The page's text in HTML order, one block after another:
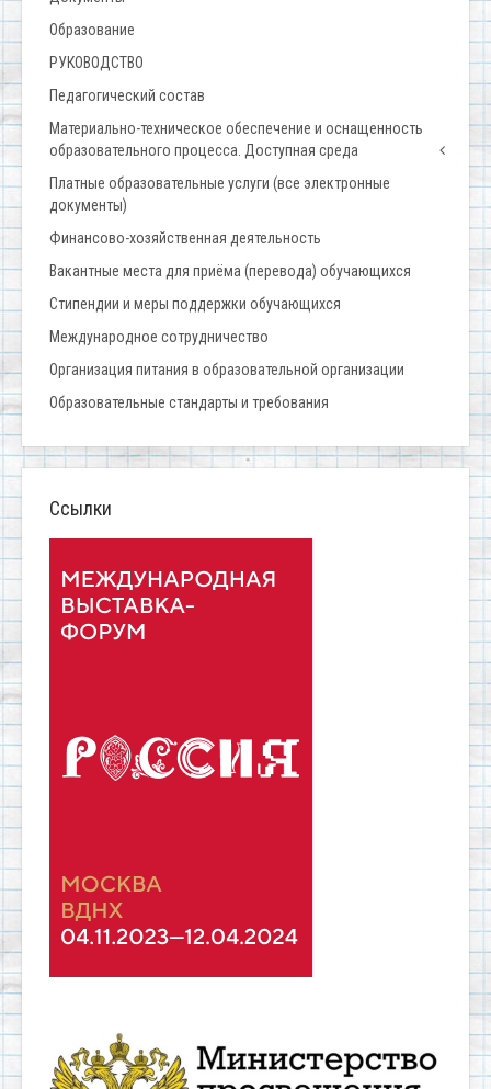
Образование
РУКОВОДСТВО
Педагогический состав
Материально-техническое обеспечение и оснащенность
образовательного процесса. Доступная среда
Платные образовательные услуги (все электронные
документы)
Финансово-хозяйственная деятельность
Вакантные места для приёма (перевода) обучающихся
Стипендии и меры поддержки обучающихся
Международное сотрудничество
Организация питания в образовательной организации
Образовательные стандарты и требования
Ссылки